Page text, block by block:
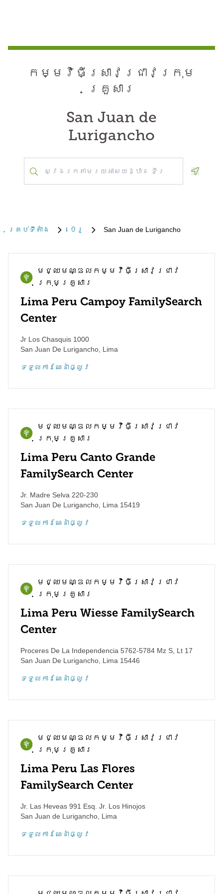
កម្មវិធី​ស្រាវជ្រាវ​ក្រុម
គ្រួសារ
San Juan de
Lurigancho
គ្រប់​ទីតាំង ប៉េរូ San Juan de Lurigancho
មជ្ឈមណ្ឌល​កម្មវិធី​ស្រាវជ្រាវ​
ក្រុមគ្រួសារ
Lima Peru Campoy FamilySearch
Center
Jr Los Chasquis 1000
San Juan De Lurigancho Lima
ទទួល​ការណែនាំ​ផ្លូវ
មជ្ឈមណ្ឌល​កម្មវិធី​ស្រាវជ្រាវ​
ក្រុមគ្រួសារ
Lima Peru Canto Grande
FamilySearch Center
Jr. Madre Selva 220-230
San Juan De Lurigancho Lima 15419
ទទួល​ការណែនាំ​ផ្លូវ
មជ្ឈមណ្ឌល​កម្មវិធី​ស្រាវជ្រាវ​
ក្រុមគ្រួសារ
Lima Peru Wiesse FamilySearch
Center
Proceres De La Independencia 5762-5784 Mz S, Lt 17
San Juan De Lurigancho Lima 15446
ទទួល​ការណែនាំ​ផ្លូវ
មជ្ឈមណ្ឌល​កម្មវិធី​ស្រាវជ្រាវ​
ក្រុមគ្រួសារ
Lima Peru Las Flores
FamilySearch Center
Jr. Las Heveas 991 Esq. Jr. Los Hinojos
San Juan de Lurigancho Lima
ទទួល​ការណែនាំ​ផ្លូវ